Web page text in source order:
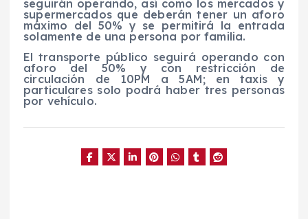
seguirán operando, así como los mercados y
supermercados que deberán tener un aforo
máximo del 50% y se permitirá la entrada
solamente de una persona por familia.
El transporte público seguirá operando con
aforo del 50% y con restricción de
circulación de 10PM a 5AM; en taxis y
particulares solo podrá haber tres personas
por vehículo.